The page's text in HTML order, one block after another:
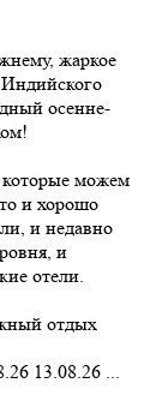
жаркое
осенне-
можем
и хорошо
и недавно
и
отели.
13.08.26 ...